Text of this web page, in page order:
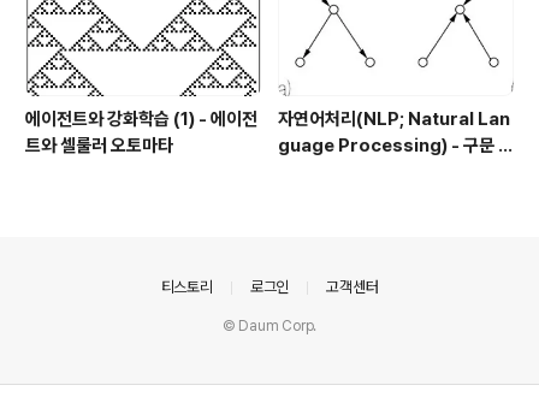
에이전트와 강화학습 (1) - 에이전
트와 셀룰러 오토마타
자연어처리(NLP; Natural Lan
guage Processing) - 구문 분
티스토리 로그인 고객센터
© Daum Corp.